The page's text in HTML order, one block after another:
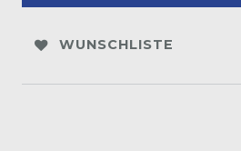
WUNSCHLISTE